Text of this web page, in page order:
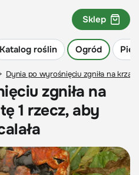
Katalog roślin Ogród
Sklep
Dynia po wyrośnięciu zgniła na
zgniła na
1 rzecz, aby